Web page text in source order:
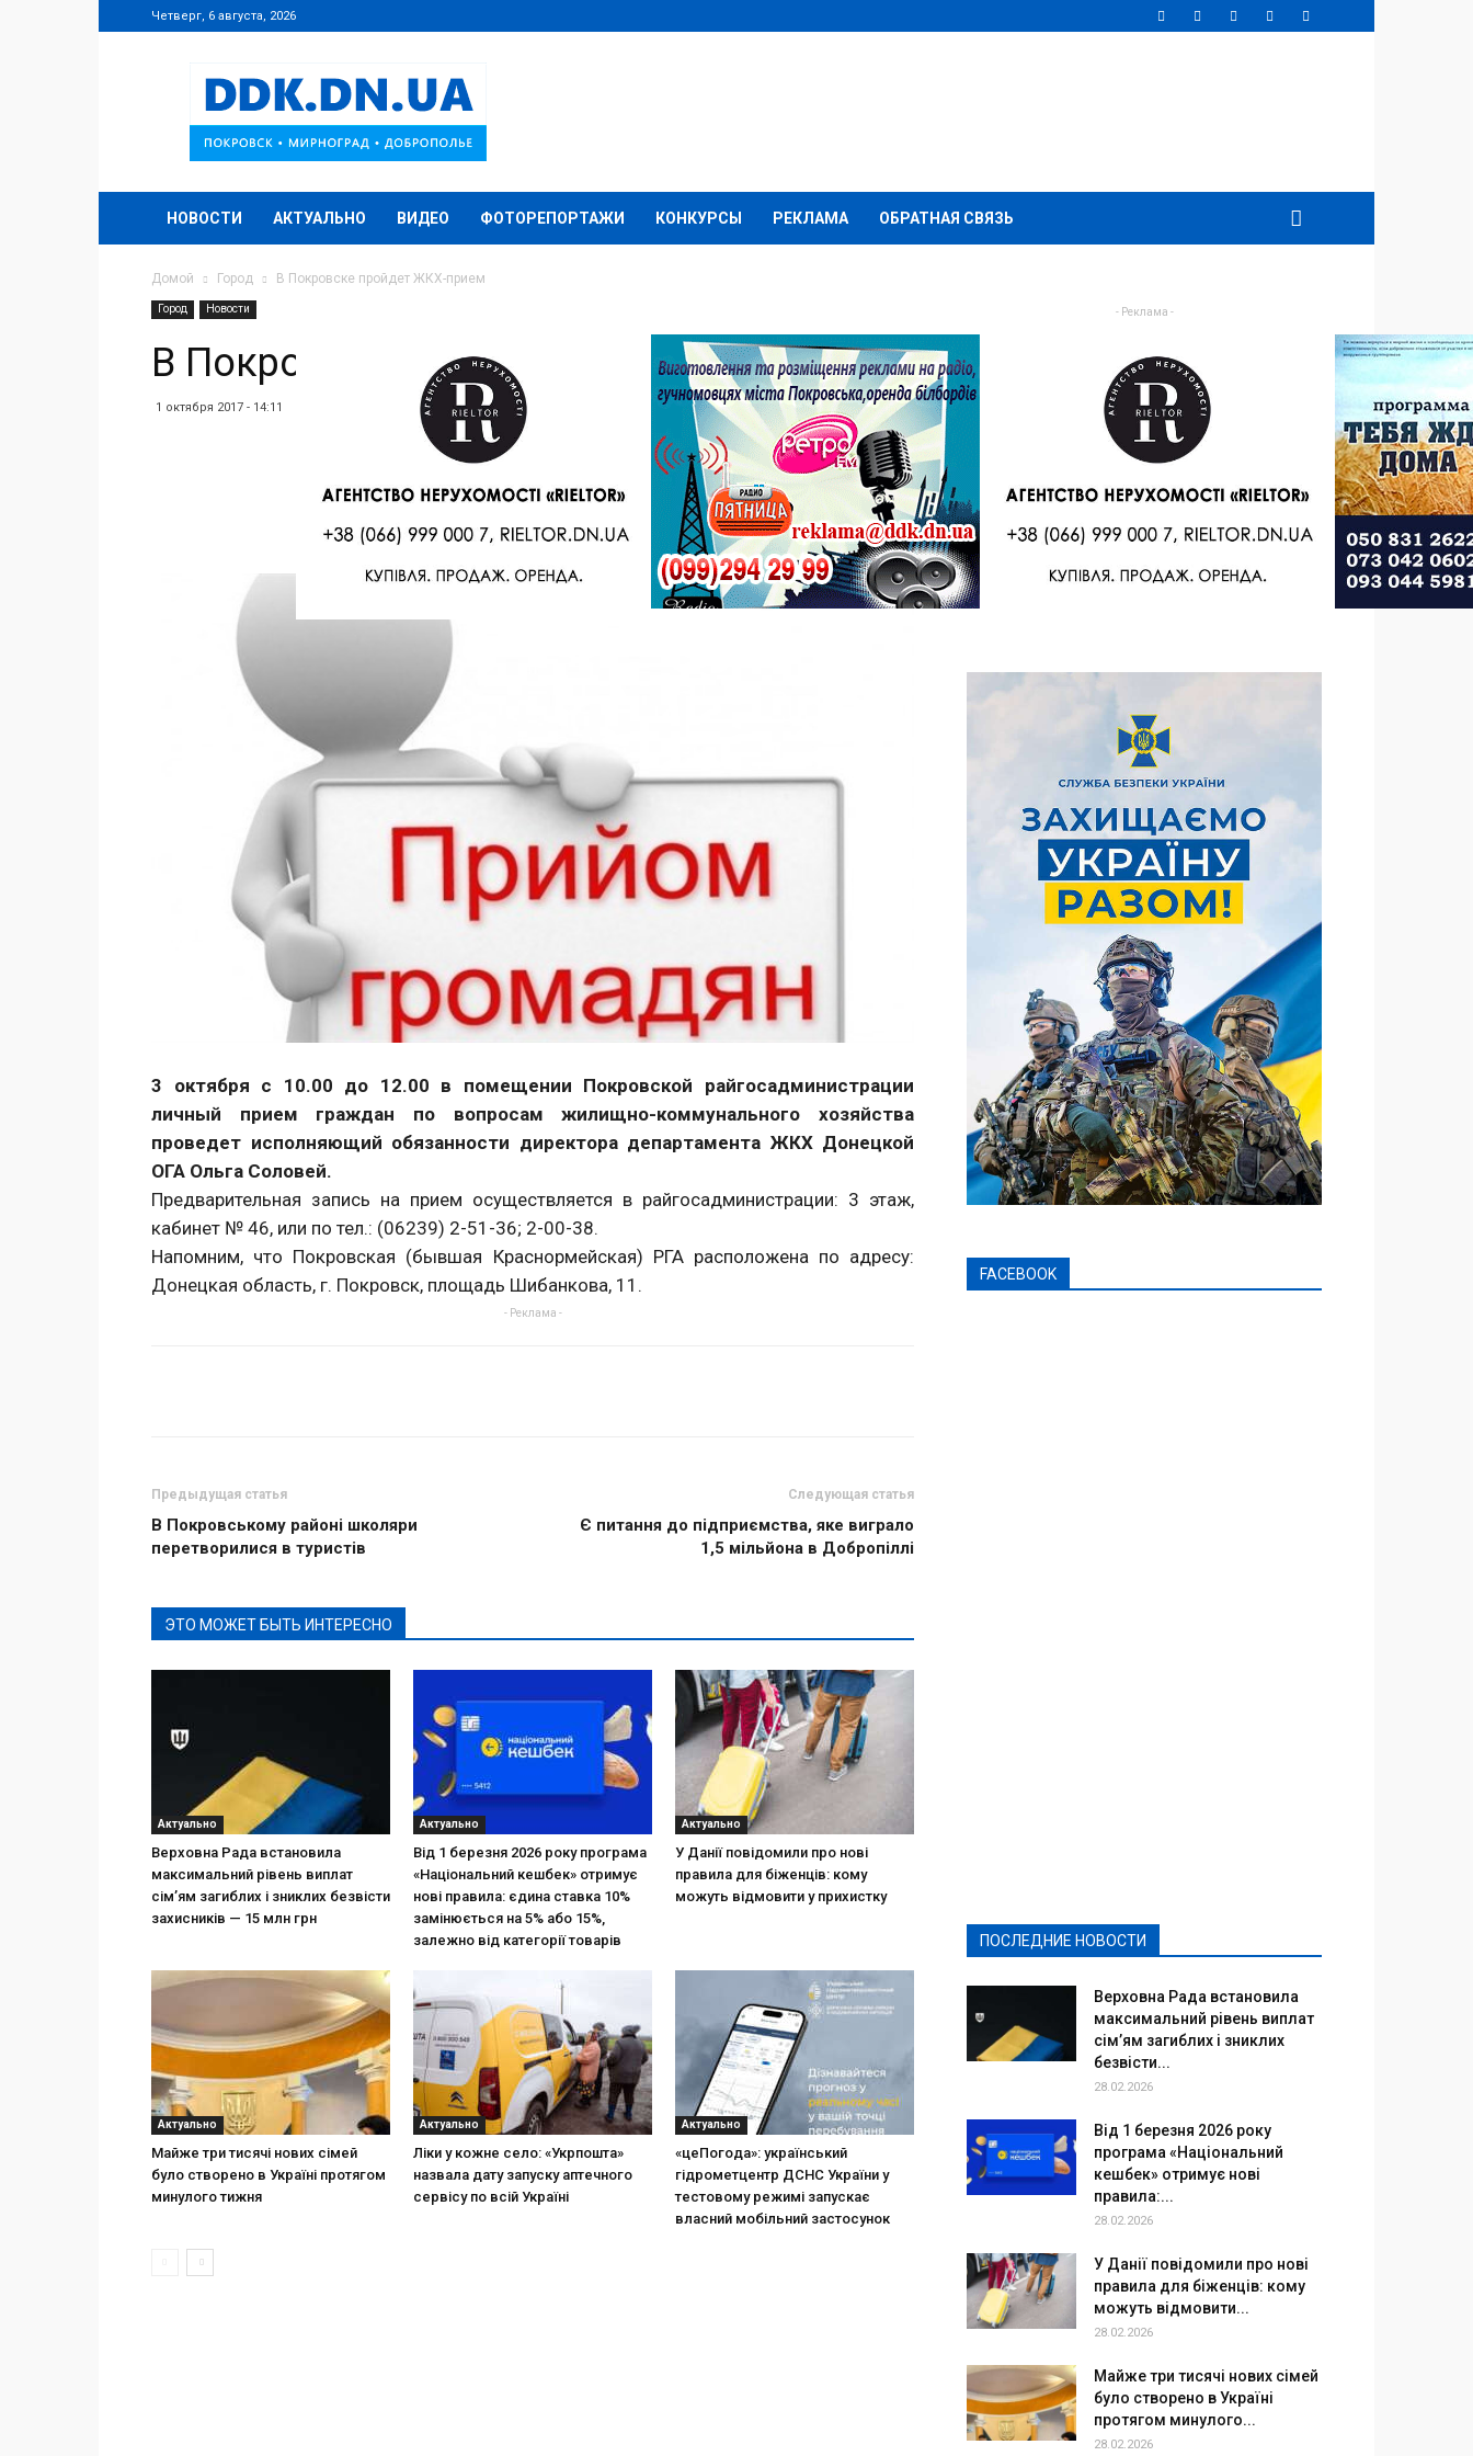
Четверг, 6 августа, 2026
DDK.DN.UA
НОВОСТИ АКТУАЛЬНО ВИДЕО ФОТОРЕПОРТАЖИ КОНКУРСЫ РЕКЛАМА ОБРАТНАЯ СВЯЗЬ
Домой Город В Покровске пройдет ЖКХ-прием
Город Новости
В Покровске пройдет ЖКХ-прием
1 октября 2017 - 14:11
Facebook Twitter Telegram
3 октября с 10.00 до 12.00 в помещении Покровской райгосадминистрации
личный прием граждан по вопросам жилищно-коммунального хозяйства
проведет исполняющий обязанности директора департамента ЖКХ Донецкой
ОГА Ольга Соловей.
Предварительная запись на прием осуществляется в райгосадминистрации: 3 этаж,
кабинет № 46, или по тел.: (06239) 2-51-36; 2-00-38.
Напомним, что Покровская (бывшая Краснормейская) РГА расположена по адресу:
Донецкая область, г. Покровск, площадь Шибанкова, 11.
- Реклама -
Предыдущая статья
В Покровському районі школяри
перетворилися в туристів
Следующая статья
Є питання до підприємства, яке виграло
1,5 мільйона в Добропіллі
ЭТО МОЖЕТ БЫТЬ ИНТЕРЕСНО
Актуально
Верховна Рада встановила
максимальний рівень виплат
сім’ям загиблих і зниклих безвісти
захисників — 15 млн грн
Актуально
Від 1 березня 2026 року програма
«Національний кешбек» отримує
нові правила: єдина ставка 10%
замінюється на 5% або 15%,
залежно від категорії товарів
Актуально
У Данії повідомили про нові
правила для біженців: кому
можуть відмовити у прихистку
Актуально
Майже три тисячі нових сімей
було створено в Україні протягом
минулого тижня
Актуально
Ліки у кожне село: «Укрпошта»
назвала дату запуску аптечного
сервісу по всій Україні
Актуально
«цеПогода»: український
гідрометцентр ДСНС України у
тестовому режимі запускає
власний мобільний застосунок
- Реклама -
FACEBOOK
ПОСЛЕДНИЕ НОВОСТИ
Верховна Рада встановила
максимальний рівень виплат
сім’ям загиблих і зниклих
безвісти...
28.02.2026
Від 1 березня 2026 року
програма «Національний
кешбек» отримує нові
правила:...
28.02.2026
У Данії повідомили про нові
правила для біженців: кому
можуть відмовити...
28.02.2026
Майже три тисячі нових сімей
було створено в Україні
протягом минулого...
28.02.2026